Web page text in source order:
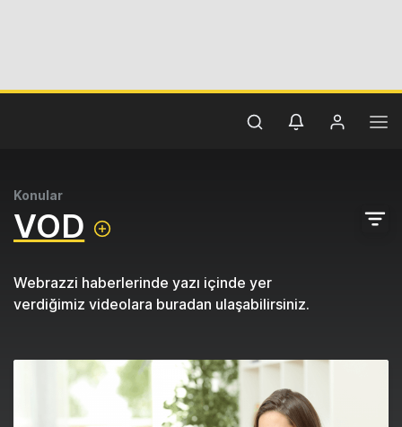
Konular
VOD
Webrazzi haberlerinde yazı içinde yer
verdiğimiz videolara buradan ulaşabilirsiniz.